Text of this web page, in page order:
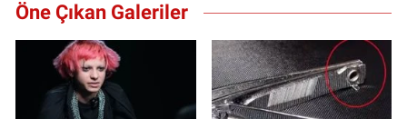
Öne Çıkan Galeriler